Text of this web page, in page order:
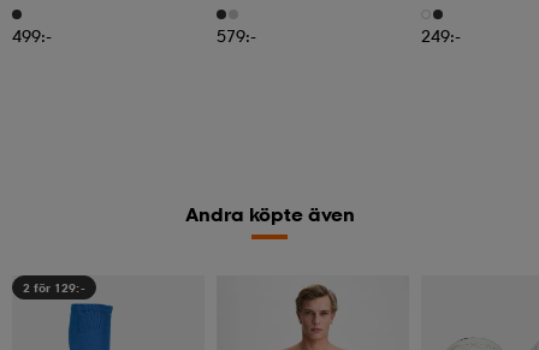
499:- 579:-
6pr-Bd
249:-
Andra köpte även
2 för 129:-